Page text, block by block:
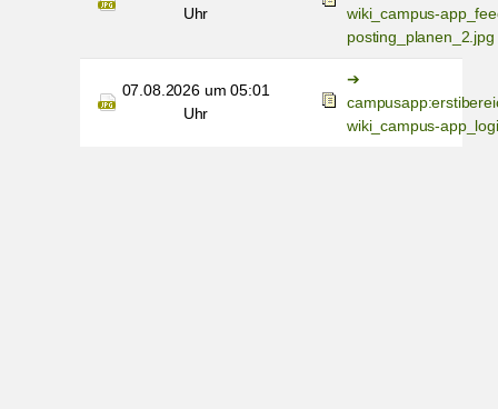
Uhr
wiki_campus-
posting_planen_2.jpg
07.08.2026 um 05:01
Uhr
wiki_campus-